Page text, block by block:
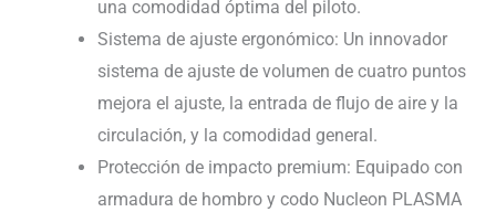
una comodidad óptima del piloto.
Sistema de ajuste ergonómico: Un innovador
sistema de ajuste de volumen de cuatro puntos
mejora el ajuste, la entrada de flujo de aire y la
circulación, y la comodidad general.
Protección de impacto premium: Equipado con
armadura de hombro y codo Nucleon PLASMA